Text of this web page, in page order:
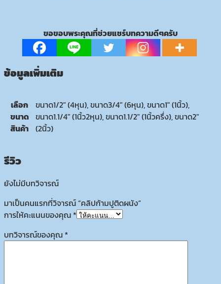
ขอขอบพระคุณที่ช่วยแชร์บทความดีๆครับ
ข้อมูลเพิ่มเติม
เลือก
ขนาด
สินค้า
ขนาด1/2" (4หุน), ขนาด3/4" (6หุน), ขนาด1" (1นิ้ว),
ขนาด1.1/4" (1นิ้ว2หุน), ขนาด1.1/2" (1นิ้วครึ่ง), ขนาด2"
(2นิ้ว)
รีวิว
ยังไม่มีบทวิจารณ์
มาเป็นคนแรกที่วิจารณ์ “คลิปก้ามปูติดผนัง”
การให้คะแนนของคุณ *
บทวิจารณ์ของคุณ *